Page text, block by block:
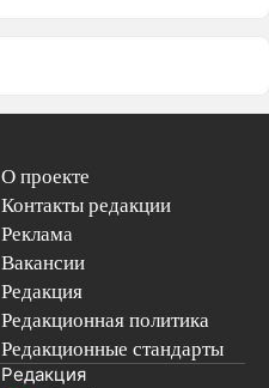
О проекте
Контакты редакции
Реклама
Вакансии
Редакция
Редакционная политика
Редакционные стандарты
Редакция